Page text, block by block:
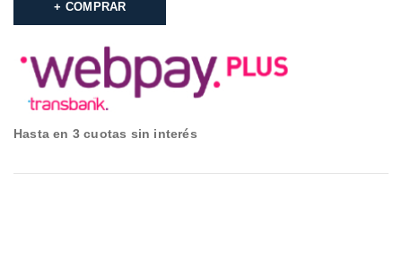
COMPRAR
Hasta en 3 cuotas sin interés